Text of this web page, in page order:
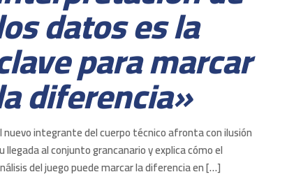
datos es la
para marcar
diferencia»
nuevo integrante del cuerpo técnico afronta con ilusión
llegada al conjunto grancanario y explica cómo el
del juego puede marcar la diferencia en[…]